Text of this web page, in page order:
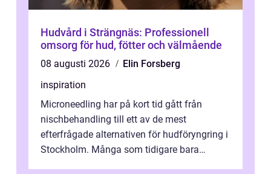
Hudvård i Strängnäs: Professionell
omsorg för hud, fötter och välmående
08 augusti 2026
Elin Forsberg
inspiration
Microneedling har på kort tid gått från
nischbehandling till ett av de mest
efterfrågade alternativen för hudföryngring i
Stockholm. Många som tidigare bara